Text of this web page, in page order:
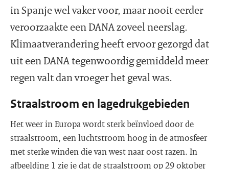
in Spanje wel vaker voor, maar nooit eerder
veroorzaakte een DANA zoveel neerslag.
Klimaatverandering heeft ervoor gezorgd dat
uit een DANA tegenwoordig gemiddeld meer
regen valt dan vroeger het geval was.
Straalstroom en lagedrukgebieden
Het weer in Europa wordt sterk beïnvloed door de
straalstroom, een luchtstroom hoog in de atmosfeer
met sterke winden die van west naar oost razen. In
afbeelding 1 zie je dat de straalstroom op 29 oktober